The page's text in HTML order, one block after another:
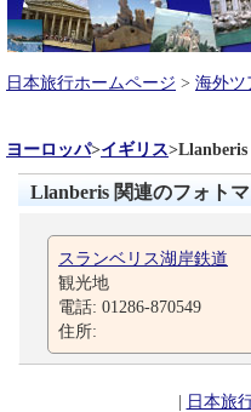
日本旅行ホームページ > 海外ツ
ヨーロッパ>イギリス>Llanberis
Llanberis 関連のフォト
スランベリス湖岸鉄道
観光地
電話: 01286-870549
住所:
| 日本旅